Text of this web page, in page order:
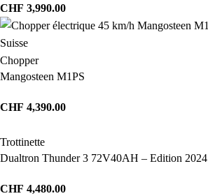
CHF 3,990.00
Chopper
Mangosteen M1PS
CHF 4,390.00
Trottinette
Dualtron Thunder 3 72V40AH – Edition 2024
CHF 4,480.00